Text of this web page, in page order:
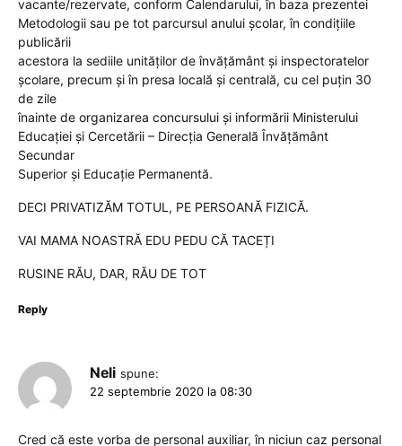
vacante/rezervate, conform Calendarului, în baza prezentei
Metodologii sau pe tot parcursul anului şcolar, în condiţiile
publicării
acestora la sediile unităţilor de învăţământ şi inspectoratelor
şcolare, precum şi în presa locală şi centrală, cu cel puţin 30
de zile
înainte de organizarea concursului şi informării Ministerului
Educației și Cercetării – Direcţia Generală Învăţământ
Secundar
Superior şi Educaţie Permanentă.
DECI PRIVATIZĂM TOTUL, PE PERSOANĂ FIZICĂ.
VAI MAMA NOASTRĂ EDU PEDU CĂ TACEȚI
RUSINE RĂU, DAR, RĂU DE TOT
Reply
Neli spune:
22 septembrie 2020 la 08:30
Cred că este vorba de personal auxiliar, în niciun caz personal